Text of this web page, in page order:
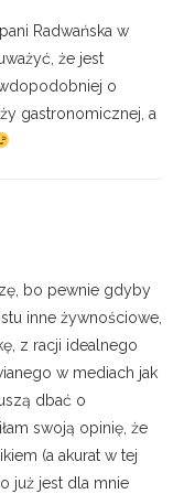
Radwańska w
że jest
o
gastronomicznej, a
bo pewnie gdyby
inne żywnościowe,
z racji idealnego
w mediach jak
dbać o
swoją opinię, że
(a akurat w tej
już jest dla mnie